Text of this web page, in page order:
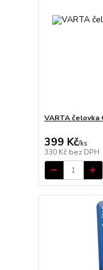
VARTA
399 Kč/ks
330 Kč bez DPH